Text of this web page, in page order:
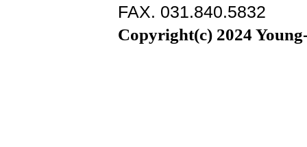
FAX. 031.840.5832
Copyright(c) 2024